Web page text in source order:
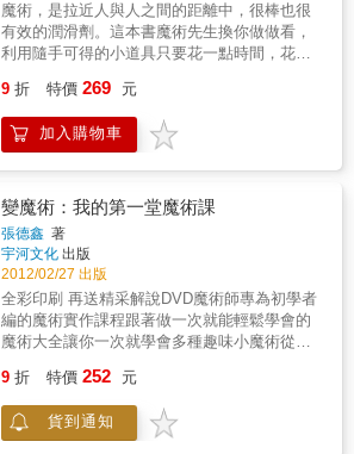
魔術，是拉近人與人之間的距離中，很棒也很
有效的潤滑劑。這本書魔術先生換你做做看，
利用隨手可得的小道具只要花一點時間，花一
昂貴的道具、不需長時間反覆練習。和新朋友
不知道怎麼聊？和老朋友也聊到沒話題了嗎？
隨手可表演的小魔術快速增進你的人際關係，
牙的真人示範唷！本書特色一、【魔術先生】
主持人小魔及宅男甜心愛希虎牙聯合著作。
二、有別於一般的魔術教學書，透過真人情境
劇演示魔術效果，保證讓你笑翻天！三、將魔
術分為五大類：「馬上會」的簡易魔術、可利
用隨身小物的「馬上變」魔術、自己動手做的
「道具DIY」神奇魔術、千變萬化的「撲克牌」
魔術、可以讓你「上台表演」的互動魔術。
四、收錄34個有趣的魔術教學，包含清楚的步
9 折 特價 269 元
加入購物車
變魔術：我的第一堂魔術課
張德鑫 著
宇河文化 出版
2012/02/27 出版
全彩印刷 再送精采解說DVD魔術師專為初學者
編的魔術實作課程跟著做一次就能輕鬆學會的
魔術大全讓你一次就學會多種趣味小魔術從今
產生（從無到有）2、消失（從有到無）3、變
幻（從這樣到那樣）4、轉移（從這裡到那裡）
5、反自然規律（反重力、不可思議的有了生
9 折 特價 252 元
貨到通知